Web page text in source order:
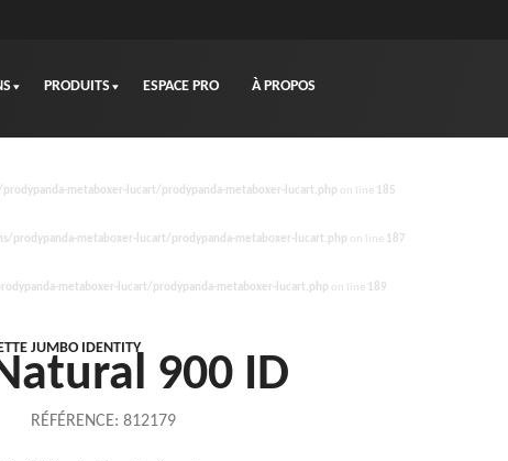
PRODUITS ESPACE PRO À PROPOS
metaboxer-lucart/prodypanda-metaboxer-lucart.php on line 185
metaboxer-lucart/prodypanda-metaboxer-lucart.php on line 187
metaboxer-lucart/prodypanda-metaboxer-lucart.php on line 189
JUMBO IDENTITY
900 ID
RÉFÉRENCE: 812179